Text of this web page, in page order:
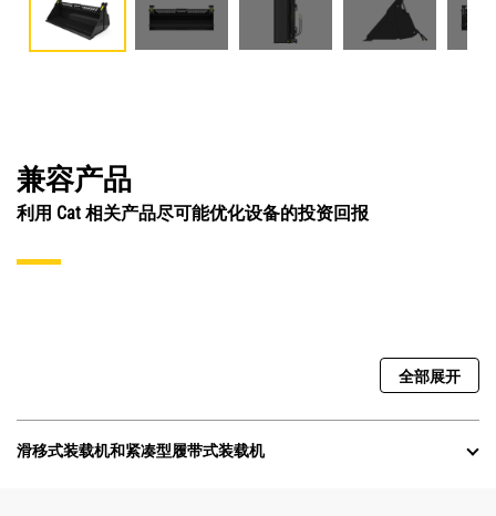
兼容产品
利用 Cat 相关产品尽可能优化设备的投资回报
全部展开
滑移式装载机和紧凑型履带式装载机